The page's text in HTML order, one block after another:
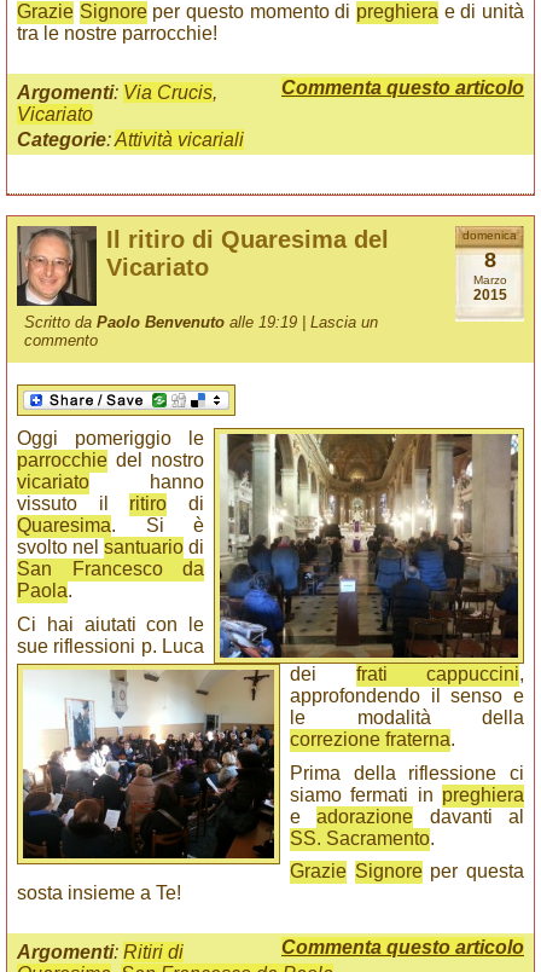
Grazie Signoreper questo momento di preghiera e di unità
tra le nostre parrocchie!
Commenta questo articolo
Argomenti: Via Crucis,
Vicariato
Categorie:Attività vicariali
domenica
8
Marzo
2015
Il ritiro di Quaresima del
Vicariato
Scritto daPaolo Benvenuto alle 19:19 |Lascia un
commento
Oggi pomeriggio le
parrocchie del nostro
vicariato hanno
vissuto il ritiro di
Quaresima. Si è
svolto nel santuario di
San Francesco da
Paola.
Ci hai aiutati con le
sue riflessioni p. Luca
dei frati cappuccini,
approfondendo il senso e
le modalità della
correzione fraterna.
Prima della riflessione ci
siamo fermati in preghiera
eadorazione davanti al
SS. Sacramento.
Grazie Signoreper questa
sosta insieme a Te!
Commenta questo articolo
Argomenti: Ritiri di